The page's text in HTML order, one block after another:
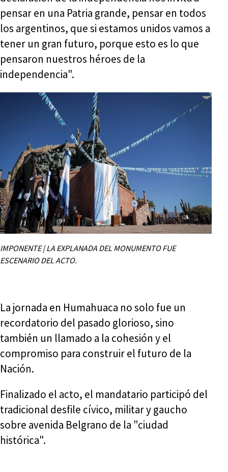
pensar en una Patria grande, pensar en todos
los argentinos, que si estamos unidos vamos a
tener un gran futuro, porque esto es lo que
pensaron nuestros héroes de la
independencia".
IMPONENTE | LA EXPLANADA DEL MONUMENTO FUE
ESCENARIO DEL ACTO.
La jornada en Humahuaca no solo fue un
recordatorio del pasado glorioso, sino
también un llamado a la cohesión y el
compromiso para construir el futuro de la
Nación.
Finalizado el acto, el mandatario participó del
tradicional desfile cívico, militar y gaucho
sobre avenida Belgrano de la "ciudad
histórica".